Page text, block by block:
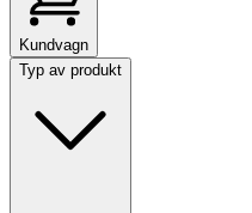
Kundvagn
Typ av produkt